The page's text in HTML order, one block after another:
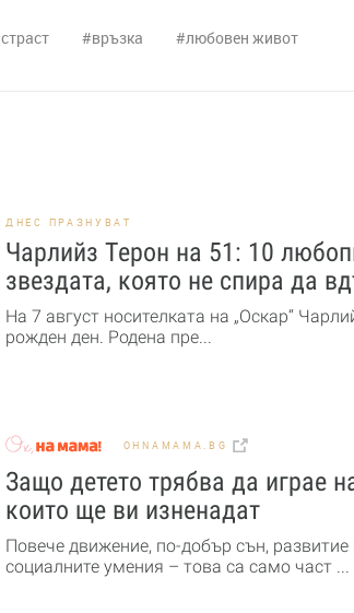
страст връзка любовен живот
ДНЕС ПРАЗНУВАТ
Чарлийз Терон на 51: 10
звездата, която не спира да
На 7 август носителката на „Оскар“
рожден ден. Родена пре...
OHNAMAMA.BG
Защо детето трябва да играе
които ще ви изненадат
Повече движение, по-добър сън,
социалните умения – това са само част ...